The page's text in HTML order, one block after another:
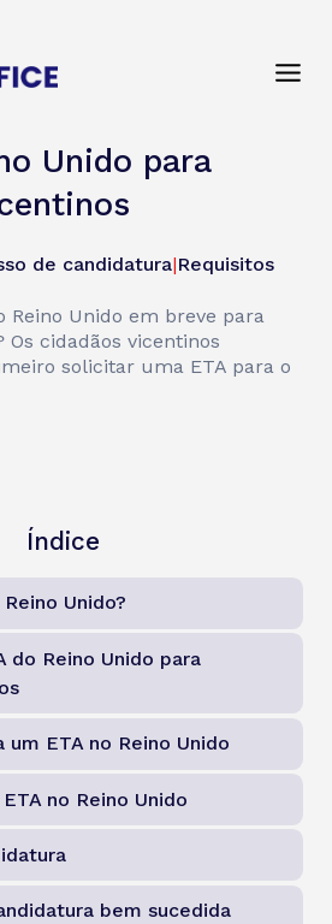
Unido para
de candidatura|Requisitos
Reino Unido em breve para
cidadãos vicentinos
solicitar uma ETA para o
Índice
Unido?
do Reino Unido para
ETA no Reino Unido
no Reino Unido
bem sucedida